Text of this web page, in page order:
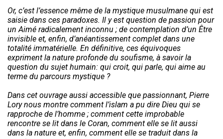
Or, c’est l’essence même de la mystique musulmane qui est
saisie dans ces paradoxes. Il y est question de passion pour
un Aimé radicalement inconnu ; de contemplation d’un Être
invisible et, enfin, d’anéantissement complet dans une
totalité immatérielle. En définitive, ces équivoques
expriment la nature profonde du soufisme, à savoir la
question du sujet humain: qui croit, qui parle, qui aime au
terme du parcours mystique ?
Dans cet ouvrage aussi accessible que passionnant, Pierre
Lory nous montre comment l’islam a pu dire Dieu qui se
rapproche de l’homme ; comment cette improbable
rencontre se lit dans le Coran, comment elle se lit aussi
dans la nature et, enfin, comment elle se traduit dans la